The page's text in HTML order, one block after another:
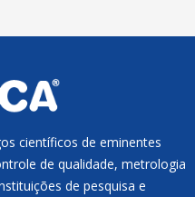
científicos de eminentes
de qualidade, metrologia
de pesquisa e